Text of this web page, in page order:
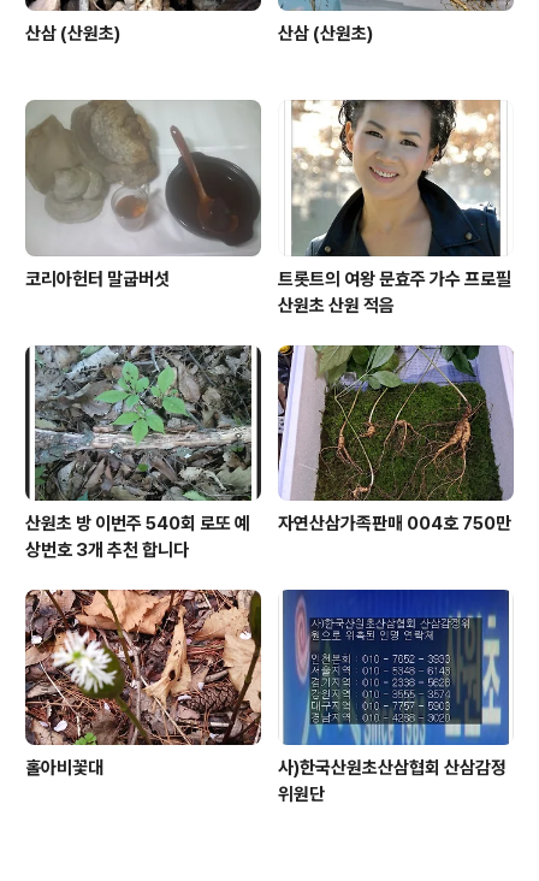
산삼 (산원초) 산삼 (산원초)
코리아헌터 말굽버섯
트롯트의 여왕 문효주 가수 프로필
산원초 산원 적음
산원초 방 이번주 540회 로또 예
상번호 3개 추천 합니다
자연산삼가족판매 004호 750만
홀아비꽃대
사)한국산원초산삼협회 산삼감정
위원단